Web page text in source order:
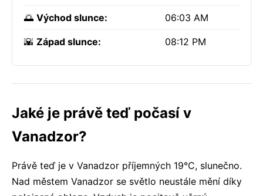
🌅 Východ slunce: 06:03 AM
🌇 Západ slunce: 08:12 PM
Jaké je právě teď počasí v
Vanadzor?
Právě teď je v Vanadzor příjemných 19°C, slunečno.
Nad městem Vanadzor se světlo neustále mění díky